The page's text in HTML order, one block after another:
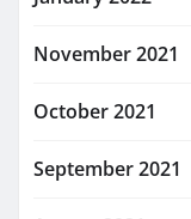
November 2021
October 2021
September 2021